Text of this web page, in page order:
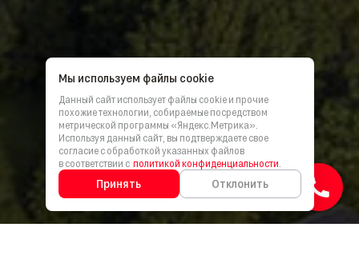
Мы используем файлы cookie
Данный сайт использует файлы cookie и прочие
похожие технологии, собираемые посредством
метрической программы «Яндекс.Метрика».
Используя данный сайт, вы подтверждаете свое
согласие с обработкой указанных файлов
в соответствии с политикой конфиденциальности
Принять Отклонить